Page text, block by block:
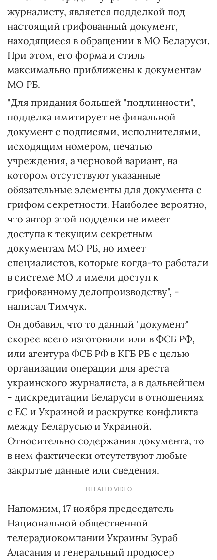
журналисту, является подделкой под
настоящий грифованный документ,
находящиеся в обращении в МО Беларуси.
При этом, его форма и стиль
максимально приближены к документам
МО РБ.
"Для придания большей "подлинности",
подделка имитирует не финальной
документ с подписями, исполнителями,
исходящим номером, печатью
учреждения, а черновой вариант, на
котором отсутствуют указанные
обязательные элементы для документа с
грифом секретности. Наиболее вероятно,
что автор этой подделки не имеет
доступа к текущим секретным
документам МО РБ, но имеет
специалистов, которые когда-то работали
в системе МО и имели доступ к
грифованному делопроизводству", -
написал Тимчук.
Он добавил, что то данный "документ"
скорее всего изготовили или в ФСБ РФ,
или агентура ФСБ РФ в КГБ РБ с целью
организации операции для ареста
украинского журналиста, а в дальнейшем
- дискредитации Беларуси в отношениях
с ЕС и Украиной и раскрутке конфликта
между Беларусью и Украиной.
Относительно содержания документа, то
в нем фактически отсутствуют любые
закрытые данные или сведения.
RELATED VIDEO
Напомним, 17 ноября председатель
Национальной общественной
телерадиокомпании Украины Зураб
Аласания и генеральный продюсер